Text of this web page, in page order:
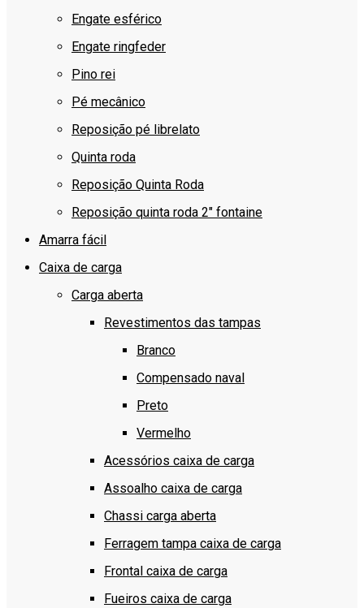
Engate esférico
Engate ringfeder
Pino rei
Pé mecânico
Reposição pé librelato
Quinta roda
Reposição Quinta Roda
Reposição quinta roda 2″ fontaine
Amarra fácil
Caixa de carga
Carga aberta
Revestimentos das tampas
Branco
Compensado naval
Preto
Vermelho
Acessórios caixa de carga
Assoalho caixa de carga
Chassi carga aberta
Ferragem tampa caixa de carga
Frontal caixa de carga
Fueiros caixa de carga